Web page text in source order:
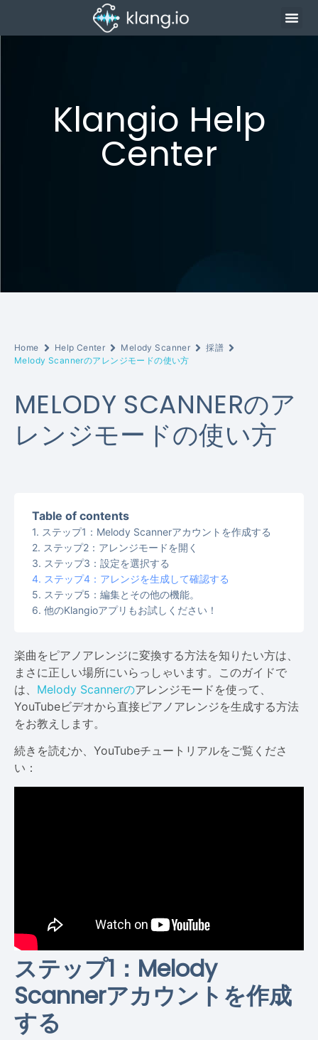
Klangio Help
Center
Home Help Center Melody Scanner
採譜
Melody Scannerのアレンジモードの使い方
MELODY SCANNERのア
レンジモードの使い方
Table of contents
ステップ1：Melody Scannerアカウントを作成する
ステップ2：アレンジモードを開く
ステップ3：設定を選択する
ステップ4：アレンジを生成して確認する
ステップ5：編集とその他の機能。
他のKlangioアプリもお試しください！
楽曲をピアノアレンジに変換する方法を知りたい方は、
まさに正しい場所にいらっしゃいます。このガイドで
は、 Melody Scannerのアレンジモードを使って、
YouTubeビデオから直接ピアノアレンジを生成する方法
をお教えします。
続きを読むか、YouTubeチュートリアルをご覧くださ
い：
ステップ1：Melody
Scannerアカウントを作成
する